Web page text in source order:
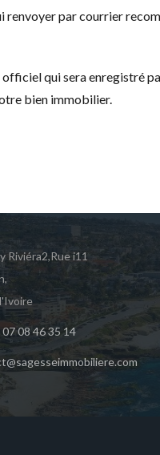
par courrier
qui sera enregistré
bien immobilier.
Riviéra2,Rue i11
08 46 35 14